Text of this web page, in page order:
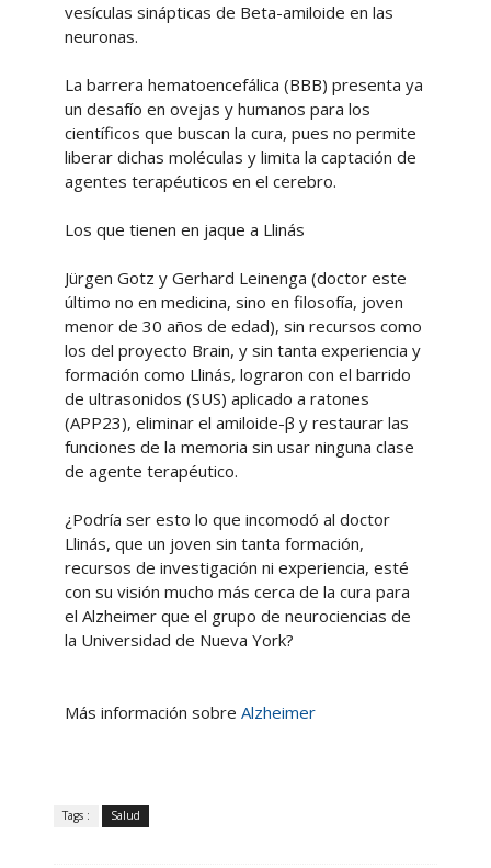
vesículas sinápticas de Beta-amiloide en las
neuronas.
La barrera hematoencefálica (BBB) presenta ya
un desafío en ovejas y humanos para los
científicos que buscan la cura, pues no permite
liberar dichas moléculas y limita la captación de
agentes terapéuticos en el cerebro.
Los que tienen en jaque a Llinás
Jürgen Gotz y Gerhard Leinenga (doctor este
último no en medicina, sino en filosofía, joven
menor de 30 años de edad), sin recursos como
los del proyecto Brain, y sin tanta experiencia y
formación como Llinás, lograron con el barrido
de ultrasonidos (SUS) aplicado a ratones
(APP23), eliminar el amiloide-β y restaurar las
funciones de la memoria sin usar ninguna clase
de agente terapéutico.
¿Podría ser esto lo que incomodó al doctor
Llinás, que un joven sin tanta formación,
recursos de investigación ni experiencia, esté
con su visión mucho más cerca de la cura para
el Alzheimer que el grupo de neurociencias de
la Universidad de Nueva York?
Más información sobre Alzheimer
Tags : Salud